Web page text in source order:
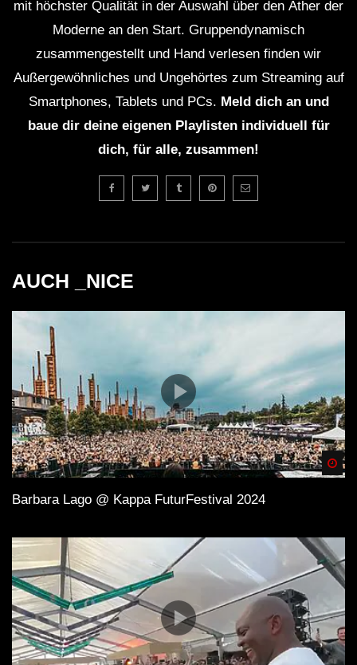
mit höchster Qualität in der Auswahl über den Äther der
Moderne an den Start. Gruppendynamisch
zusammengestellt und Hand verlesen finden wir
Außergewöhnliches und Ungehörtes zum Streaming auf
Smartphones, Tablets und PCs. Meld dich an und
baue dir deine eigenen Playlisten individuell für
dich, für alle, zusammen!
AUCH _NICE
Barbara Lago @ Kappa FuturFestival 2024